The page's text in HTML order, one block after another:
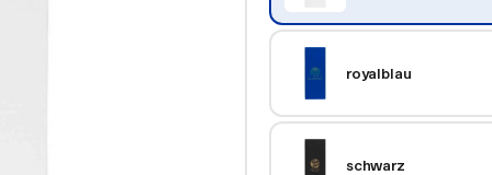
royalblau
schwarz